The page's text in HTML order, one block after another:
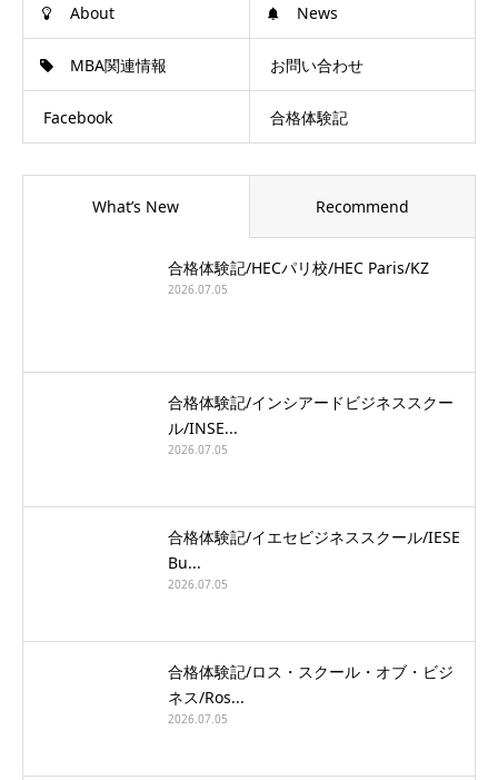
About News
MBA関連情報 お問い合わせ
Facebook 合格体験記
What’s New Recommend
合格体験記/HECパリ校/HEC Paris/KZ
2026.07.05
合格体験記/インシアードビジネススクー
ル/INSE...
2026.07.05
合格体験記/イエセビジネススクール/IESE
Bu...
2026.07.05
合格体験記/ロス・スクール・オブ・ビジ
ネス/Ros...
2026.07.05